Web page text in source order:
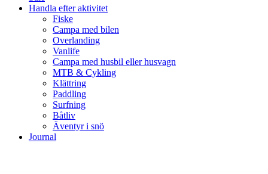
Handla efter aktivitet
Fiske
Campa med bilen
Overlanding
Vanlife
Campa med husbil eller husvagn
MTB & Cykling
Klättring
Paddling
Surfning
Båtliv
Äventyr i snö
Journal